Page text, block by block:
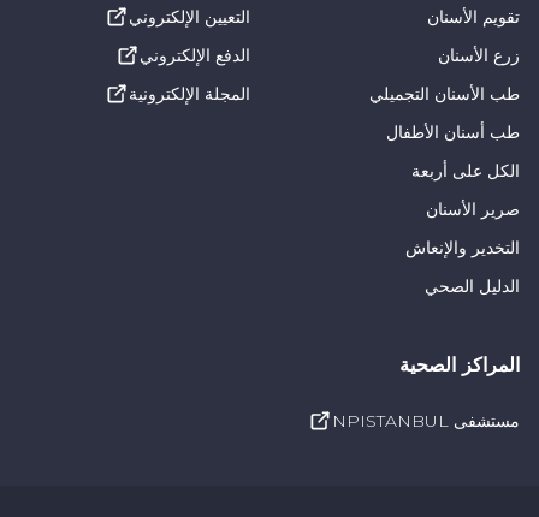
تقويم الأسنان
زرع الأسنان
طب الأسنان التجميلي
طب أسنان الأطفال
الكل على أربعة
صرير الأسنان
التخدير والإنعاش
الدليل الصحي
التعيين الإلكتروني
الدفع الإلكتروني
المجلة الإلكترونية
المراكز الصحية
مستشفى NPISTANBUL